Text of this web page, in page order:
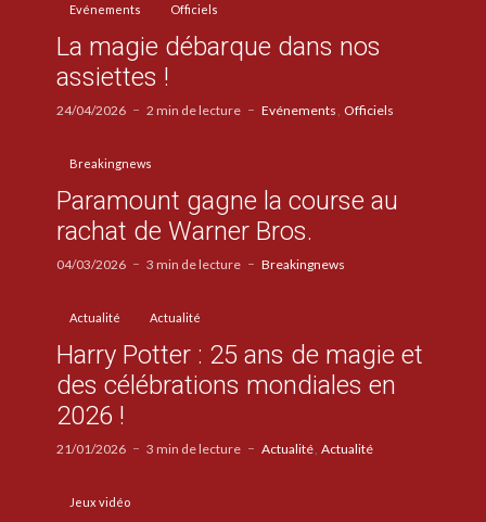
Evénements Officiels
La magie débarque dans nos
assiettes !
24/04/2026 2 min de lecture Evénements Officiels
Breakingnews
Paramount gagne la course au
rachat de Warner Bros.
04/03/2026 3 min de lecture Breakingnews
Actualité Actualité
Harry Potter : 25 ans de magie et
des célébrations mondiales en
2026 !
21/01/2026 3 min de lecture Actualité Actualité
Jeux vidéo